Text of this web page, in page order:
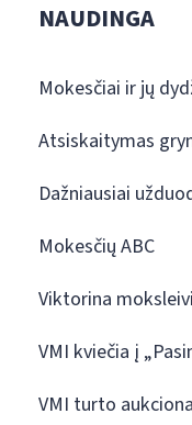
NAUDINGA
Mokesčiai ir jų
Atsiskaitymas
Dažniausiai
Mokesčių ABC
Viktorina
VMI kviečia į
VMI turto